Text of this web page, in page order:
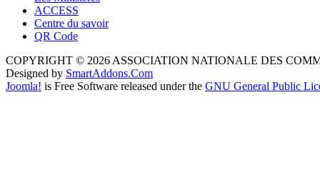
ACCESS
Centre du savoir
QR Code
COPYRIGHT © 2026 ASSOCIATION NATIONALE DES
Designed by SmartAddons.Com
Joomla! is Free Software released under the GNU General Public